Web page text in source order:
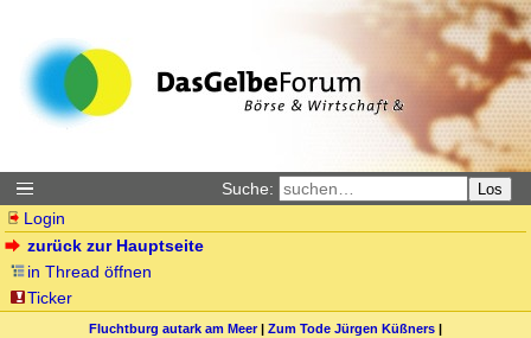
Suche: Los
Login
zurück zur Hauptseite
in Thread öffnen
Ticker
Fluchtburg autark am Meer| Zum Tode Jürgen Küßners |